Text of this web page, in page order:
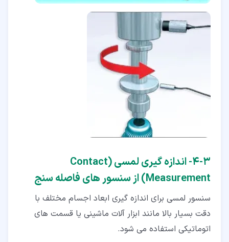
۳‏-‏۴‏- اندازه گیری لمسی (Contact
Measurement) از سنسور های فاصله سنج
سنسور لمسی برای اندازه گیری ابعاد اجسام مختلف با
دقت بسیار بالا مانند ابزار آلات ماشینی یا قسمت های
اتوماتیکی استفاده می شود.